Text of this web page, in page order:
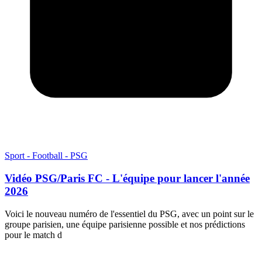
Sport - Football - PSG
Vidéo PSG/Paris FC - L'équipe pour lancer l'année
2026
Voici le nouveau numéro de l'essentiel du PSG, avec un point sur le
groupe parisien, une équipe parisienne possible et nos prédictions
pour le match d